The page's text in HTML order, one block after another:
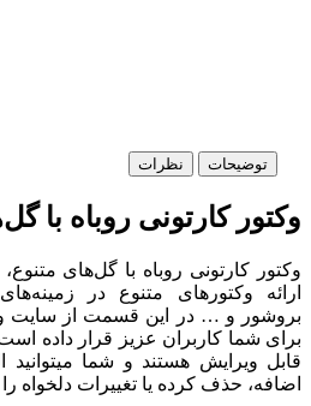
توضیحات نظرات
کارتونی روباه با
کارتونی روباه با گل‌های متنوع،
وکتورهای متنوع در زمینه‌های
و … در این قسمت از سایت
ویرایش هستند و شما میتوانید
حذف کرده یا تغییرات دلخواه را